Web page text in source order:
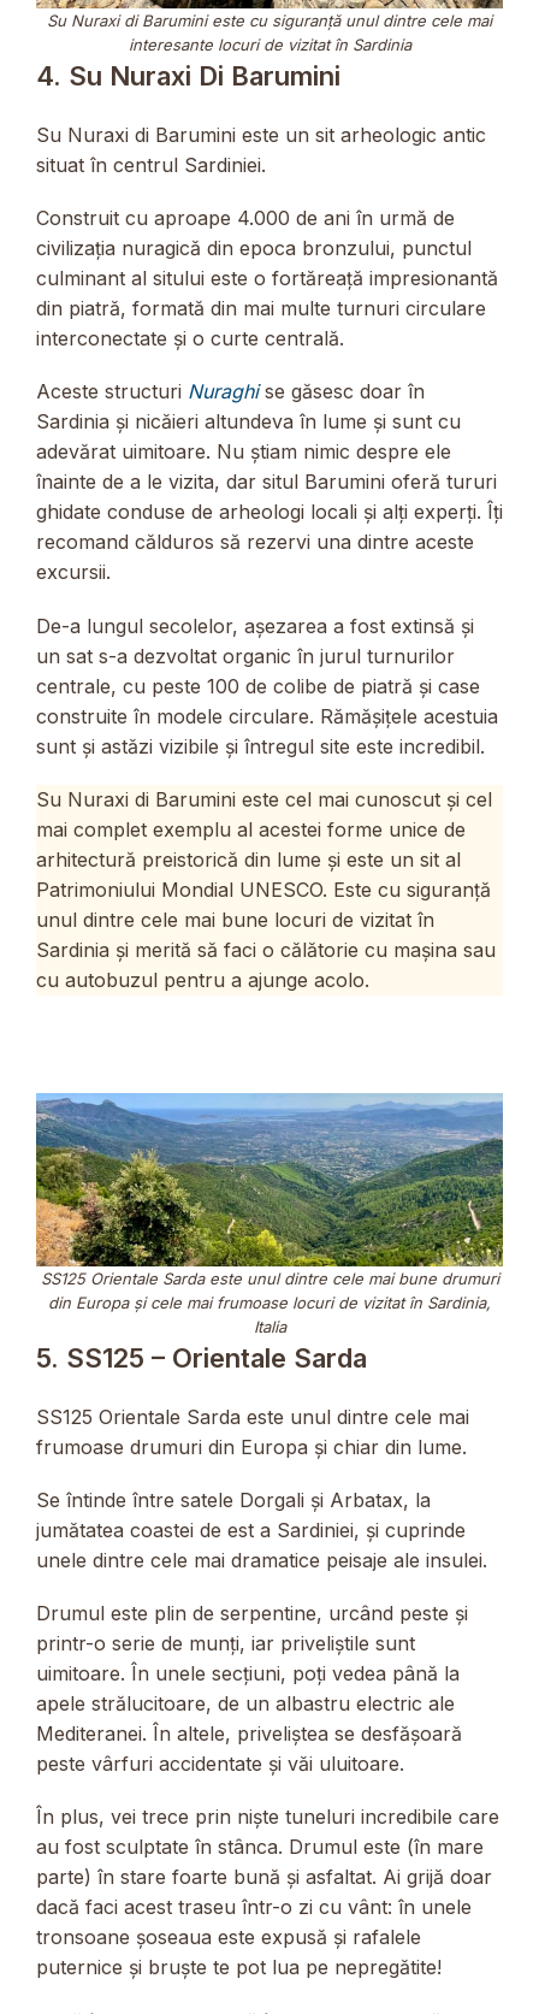
Su Nuraxi di Barumini este cu siguranță unul dintre cele mai
interesante locuri de vizitat în Sardinia
4. Su Nuraxi Di Barumini
Su Nuraxi di Barumini este un sit arheologic antic
situat în centrul Sardiniei.
Construit cu aproape 4.000 de ani în urmă de
civilizația nuragică din epoca bronzului, punctul
culminant al sitului este o fortăreață impresionantă
din piatră, formată din mai multe turnuri circulare
interconectate și o curte centrală.
Aceste structuri Nuraghise găsesc doar în
Sardinia și nicăieri altundeva în lume și sunt cu
adevărat uimitoare. Nu știam nimic despre ele
înainte de a le vizita, dar situl Barumini oferă tururi
ghidate conduse de arheologi locali și alți experți. Îți
recomand călduros să rezervi una dintre aceste
excursii.
De-a lungul secolelor, așezarea a fost extinsă și
un sat s-a dezvoltat organic în jurul turnurilor
centrale, cu peste 100 de colibe de piatră și case
construite în modele circulare. Rămășițele acestuia
sunt și astăzi vizibile și întregul site este incredibil.
Su Nuraxi di Barumini este cel mai cunoscut și cel
mai complet exemplu al acestei forme unice de
arhitectură preistorică din lume și este un sit al
Patrimoniului Mondial UNESCO. Este cu siguranță
unul dintre cele mai bune locuri de vizitat în
Sardinia și merită să faci o călătorie cu mașina sau
cu autobuzul pentru a ajunge acolo.
SS125 Orientale Sarda este unul dintre cele mai bune drumuri
din Europa și cele mai frumoase locuri de vizitat în Sardinia,
Italia
5. SS125 – Orientale Sarda
SS125 Orientale Sarda este unul dintre cele mai
frumoase drumuri din Europa și chiar din lume.
Se întinde între satele Dorgali și Arbatax, la
jumătatea coastei de est a Sardiniei, și cuprinde
unele dintre cele mai dramatice peisaje ale insulei.
Drumul este plin de serpentine, urcând peste și
printr-o serie de munți, iar priveliștile sunt
uimitoare. În unele secțiuni, poți vedea până la
apele strălucitoare, de un albastru electric ale
Mediteranei. În altele, priveliștea se desfășoară
peste vârfuri accidentate și văi uluitoare.
În plus, vei trece prin niște tuneluri incredibile care
au fost sculptate în stânca. Drumul este (în mare
parte) în stare foarte bună și asfaltat. Ai grijă doar
dacă faci acest traseu într-o zi cu vânt: în unele
tronsoane șoseaua este expusă și rafalele
puternice și bruște te pot lua pe nepregătite!